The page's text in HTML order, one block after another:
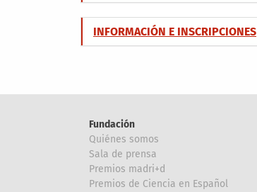
INFORMACIÓN E INSCRIPCIONES
Fundación
Quiénes somos
Sala de prensa
Premios madri+d
Premios de Ciencia en Español